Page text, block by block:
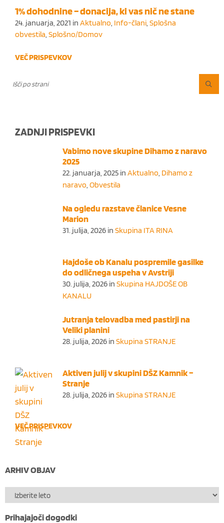
1% dohodnine – donacija, ki vas nič ne stane
24. januarja, 2021 in Aktualno, Info-člani, Splošna
obvestila, Splošno/Domov
VEČ PRISPEVKOV
ZADNJI PRISPEVKI
Vabimo nove skupine Dihamo z naravo
2025
22. januarja, 2025 in Aktualno, Dihamo z
naravo, Obvestila
Na ogledu razstave članice Vesne
Marion
31. julija, 2026 in Skupina ITA RINA
Hajdoše ob Kanalu pospremile gasilke
do odličnega uspeha v Avstriji
30. julija, 2026 in Skupina HAJDOŠE OB
KANALU
Jutranja telovadba med pastirji na
Veliki planini
28. julija, 2026 in Skupina STRANJE
Aktiven julij v skupini DŠZ Kamnik –
Stranje
28. julija, 2026 in Skupina STRANJE
VEČ PRISPEVKOV
ARHIV OBJAV
Prihajajoči dogodki